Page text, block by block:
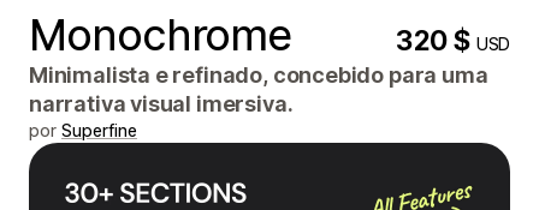
Monochrome 320 $USD
Minimalista e refinado, concebido para uma
narrativa visual imersiva.
por Superfine